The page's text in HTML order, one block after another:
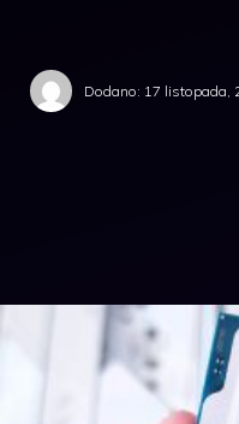
Dodano: 17 listopada,